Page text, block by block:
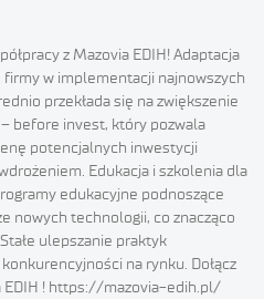
z Mazovia EDIH! Adaptacja
w implementacji najnowszych
przekłada się na zwiększenie
before invest, który pozwala
potencjalnych inwestycji
Edukacja i szkolenia dla
edukacyjne podnoszące
nowych technologii, co znacząco
ulepszanie praktyk
na rynku. Dołącz
EDIH ! https://mazovia-edih.pl/